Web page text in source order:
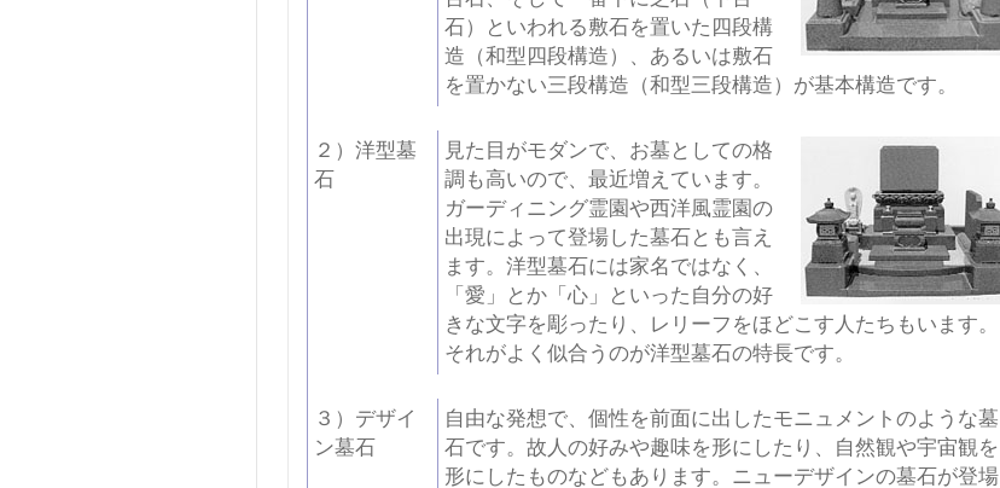
石）といわれる敷石を置いた四段構
造（和型四段構造）、あるいは敷石
を置かない三段構造（和型三段構造）が基本構造です。
２）洋型墓
石
見た目がモダンで、お墓としての格
調も高いので、最近増えています。
ガーディニング霊園や西洋風霊園の
出現によって登場した墓石とも言え
ます。洋型墓石には家名ではなく、
「愛」とか「心」といった自分の好
きな文字を彫ったり、レリーフをほどこす人たちもいます。
それがよく似合うのが洋型墓石の特長です。
３）デザイ
ン墓石
自由な発想で、個性を前面に出したモニュメントのような墓
石です。故人の好みや趣味を形にしたり、自然観や宇宙観を
形にしたものなどもあります。ニューデザインの墓石が登場